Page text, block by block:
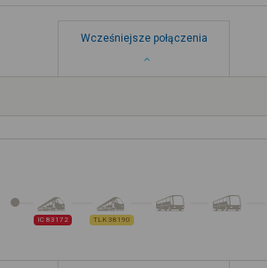
Wcześniejsze połączenia
IC 83172 TLK 38190